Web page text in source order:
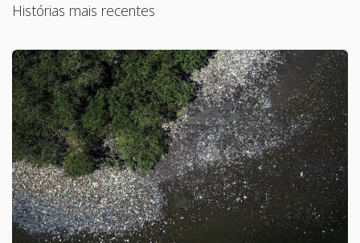
Histórias mais recentes